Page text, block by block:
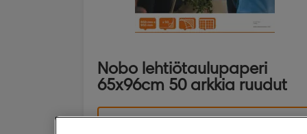
Nobo lehtiötaulupaperi
65x96cm 50 arkkia ruudut
KATSO TUOTE